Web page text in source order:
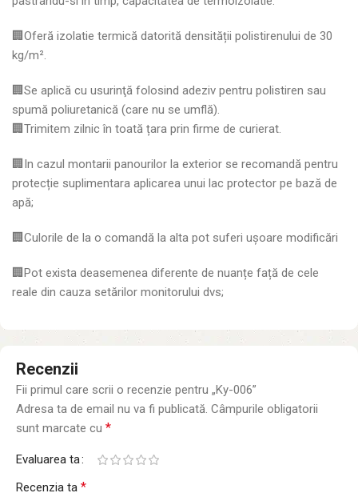
🏢Oferă izolatie termică datorită densității polistirenului de 30
kg/m².
🏢Se aplică cu usurinţă folosind adeziv pentru polistiren sau
spumă poliuretanică (care nu se umflă).
🏢Trimitem zilnic în toată țara prin firme de curierat.
🏢In cazul montarii panourilor la exterior se recomandă pentru
protecție suplimentara aplicarea unui lac protector pe bază de
apă;
🏢Culorile de la o comandă la alta pot suferi ușoare modificări
🏢Pot exista deasemenea diferente de nuanțe față de cele
reale din cauza setărilor monitorului dvs;
Recenzii
Fii primul care scrii o recenzie pentru „Ky-006”
Adresa ta de email nu va fi publicată. Câmpurile obligatorii
sunt marcate cu *
Evaluarea ta
Recenzia ta *